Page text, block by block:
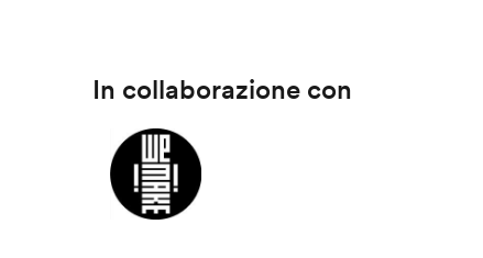
In collaborazione con